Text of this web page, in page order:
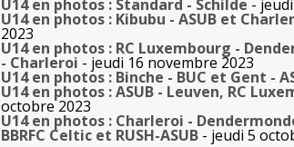
U14 en photos : Standard - Schilde -
U14 en photos : Kibubu - ASUB et
2023
U14 en photos : RC Luxembourg -
- Charleroi - jeudi 16 novembre 2023
U14 en photos : Binche - BUC et Gent -
U14 en photos : ASUB - Leuven, RC
octobre 2023
U14 en photos : Charleroi -
BBRFC Celtic et RUSH-ASUB - jeudi 5